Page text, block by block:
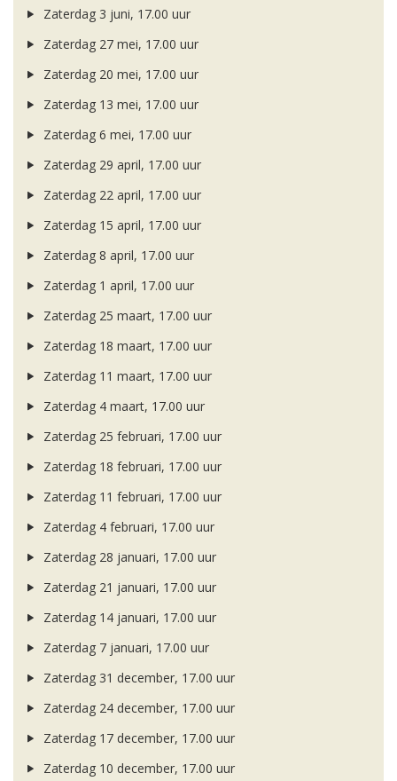
Zaterdag 3 juni, 17.00 uur
Zaterdag 27 mei, 17.00 uur
Zaterdag 20 mei, 17.00 uur
Zaterdag 13 mei, 17.00 uur
Zaterdag 6 mei, 17.00 uur
Zaterdag 29 april, 17.00 uur
Zaterdag 22 april, 17.00 uur
Zaterdag 15 april, 17.00 uur
Zaterdag 8 april, 17.00 uur
Zaterdag 1 april, 17.00 uur
Zaterdag 25 maart, 17.00 uur
Zaterdag 18 maart, 17.00 uur
Zaterdag 11 maart, 17.00 uur
Zaterdag 4 maart, 17.00 uur
Zaterdag 25 februari, 17.00 uur
Zaterdag 18 februari, 17.00 uur
Zaterdag 11 februari, 17.00 uur
Zaterdag 4 februari, 17.00 uur
Zaterdag 28 januari, 17.00 uur
Zaterdag 21 januari, 17.00 uur
Zaterdag 14 januari, 17.00 uur
Zaterdag 7 januari, 17.00 uur
Zaterdag 31 december, 17.00 uur
Zaterdag 24 december, 17.00 uur
Zaterdag 17 december, 17.00 uur
Zaterdag 10 december, 17.00 uur